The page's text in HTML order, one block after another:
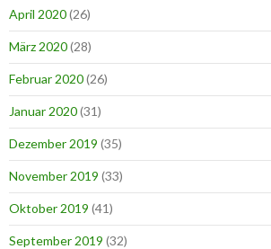
April 2020(26)
März 2020(28)
Februar 2020(26)
Januar 2020(31)
Dezember 2019 (35)
November 2019 (33)
Oktober 2019 (41)
September 2019 (32)